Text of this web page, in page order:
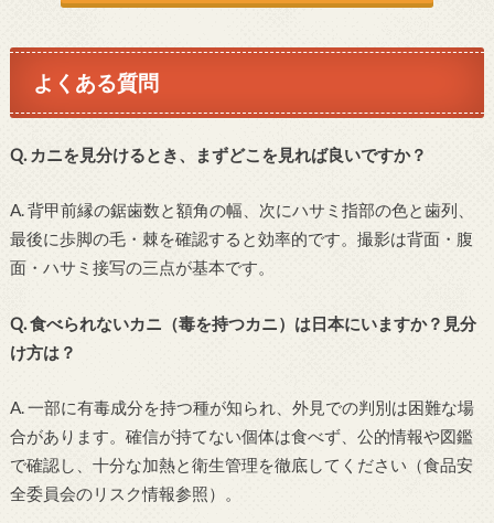
よくある質問
Q. カニを見分けるとき、まずどこを見れば良いですか？
A. 背甲前縁の鋸歯数と額角の幅、次にハサミ指部の色と歯列、
最後に歩脚の毛・棘を確認すると効率的です。撮影は背面・腹
面・ハサミ接写の三点が基本です。
Q. 食べられないカニ（毒を持つカニ）は日本にいますか？見分
け方は？
A. 一部に有毒成分を持つ種が知られ、外見での判別は困難な場
合があります。確信が持てない個体は食べず、公的情報や図鑑
で確認し、十分な加熱と衛生管理を徹底してください（食品安
全委員会のリスク情報参照）。